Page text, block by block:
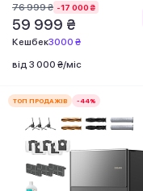
76 999 ₴ -17 000 ₴
59 999 ₴
Кешбек3000 ₴
від 3 000 ₴/міс
ТОП ПРОДАЖІВ -44%